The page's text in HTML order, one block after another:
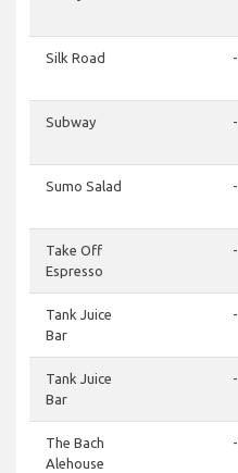
Silk Road -
Subway -
Sumo Salad -
Take Off
Espresso
-
Tank Juice
Bar
-
Tank Juice
Bar
-
The Bach
Alehouse
-